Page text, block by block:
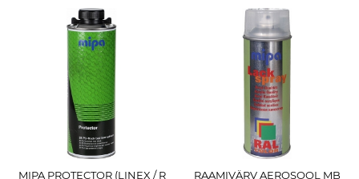
MIPA PROTECTOR (LINEX / R
RAAMIVÄRV AEROSOOL MB